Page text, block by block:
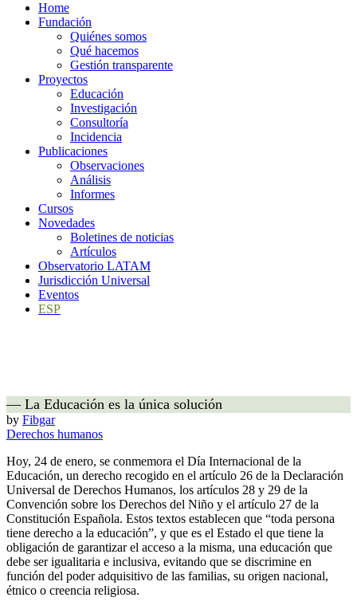
Home
Fundación
Quiénes somos
Qué hacemos
Gestión transparente
Proyectos
Educación
Investigación
Consultoría
Incidencia
Publicaciones
Observaciones
Análisis
Informes
Cursos
Novedades
Boletines de noticias
Artículos
Observatorio LATAM
Jurisdicción Universal
Eventos
ESP
— La Educación es la única solución
by Fibgar
Derechos humanos
Hoy, 24 de enero, se conmemora el Día Internacional de la
Educación, un derecho recogido en el artículo 26 de la Declaración
Universal de Derechos Humanos, los artículos 28 y 29 de la
Convención sobre los Derechos del Niño y el artículo 27 de la
Constitución Española. Estos textos establecen que “toda persona
tiene derecho a la educación”, y que es el Estado el que tiene la
obligación de garantizar el acceso a la misma, una educación que
debe ser igualitaria e inclusiva, evitando que se discrimine en
función del poder adquisitivo de las familias, su origen nacional,
étnico o creencia religiosa.